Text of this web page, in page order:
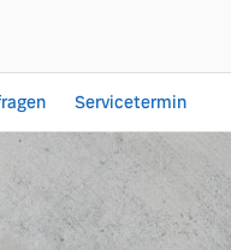
& Co. KG
Servicetermin